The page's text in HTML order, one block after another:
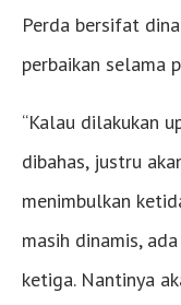
Perda bersifat
perbaikan selama
“Kalau dilakukan
dibahas, justru
menimbulkan
masih dinamis,
ketiga. Nantinya